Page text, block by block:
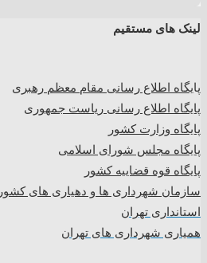
لینک های مستقیم
پایگاه اطلاع رسانی مقام معظم رهبری
پایگاه اطلاع رسانی ریاست جمهوری
پایگاه وزارت کشور
پایگاه مجلس شورای اسلامی
پایگاه قوه قضاییه کشور
سازمان شهرداری ها و دهیاری های کشور
استانداری تهران
همیاری شهرداری های تهران